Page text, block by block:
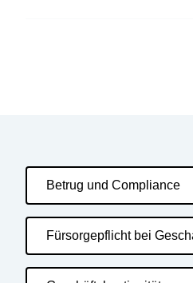
Betrug und Compliance
Fürsorgepflicht bei